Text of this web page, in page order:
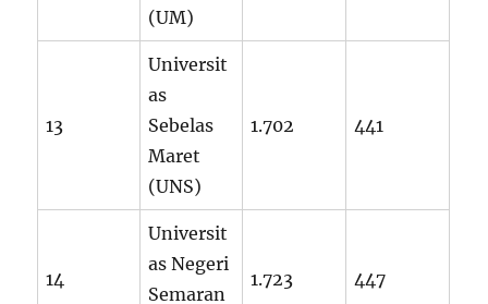
(UM)
13
Universit
as
Sebelas
Maret
(UNS)
1.702 441
14
Universit
as Negeri
Semaran
1.723 447